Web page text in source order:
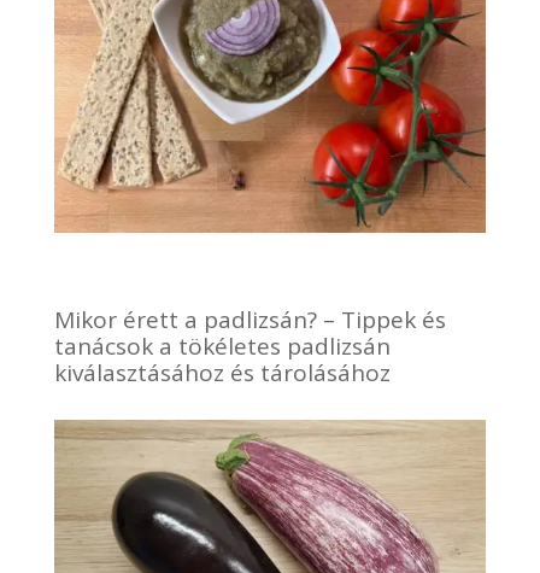
Mikor érett a padlizsán? – Tippek és
tanácsok a tökéletes padlizsán
kiválasztásához és tárolásához